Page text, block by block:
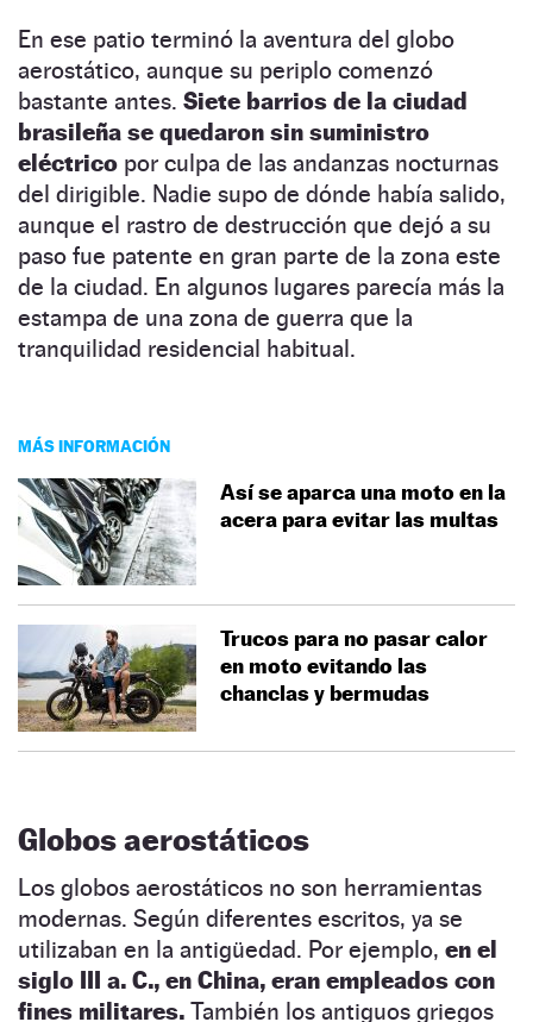
En ese patio terminó la aventura del globo
aerostático, aunque su periplo comenzó
bastante antes. Siete barrios de la ciudad
brasileña se quedaron sin suministro
eléctrico por culpa de las andanzas nocturnas
del dirigible. Nadie supo de dónde había salido,
aunque el rastro de destrucción que dejó a su
paso fue patente en gran parte de la zona este
de la ciudad. En algunos lugares parecía más la
estampa de una zona de guerra que la
tranquilidad residencial habitual.
MÁS INFORMACIÓN
Así se aparca una moto en la
acera para evitar las multas
Trucos para no pasar calor
en moto evitando las
chanclas y bermudas
Globos aerostáticos
Los globos aerostáticos no son herramientas
modernas. Según diferentes escritos, ya se
utilizaban en la antigüedad. Por ejemplo, en el
siglo III a. C., en China, eran empleados con
fines militares. También los antiguos griegos